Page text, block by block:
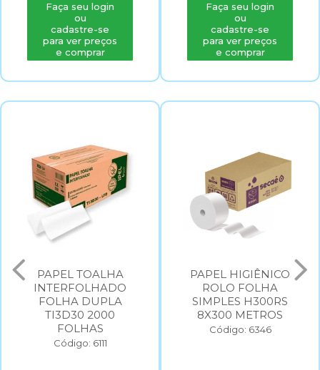
Faça seu login
ou
cadastre-se
para ver preços
e comprar
Faça seu login
ou
cadastre-se
para ver preços
e comprar
PAPEL TOALHA
INTERFOLHADO
FOLHA DUPLA
TI3D30 2000
FOLHAS
Código: 6111
PAPEL HIGIÊNICO
ROLO FOLHA
SIMPLES H300RS
8X300 METROS
Código: 6346